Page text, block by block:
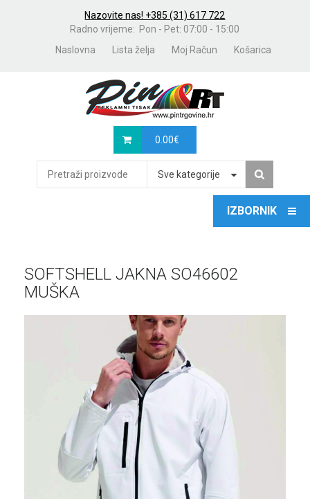
Nazovite nas! +385 (31) 617 722
Radno vrijeme: Pon - Pet: 07:00 - 15:00
Naslovna
Lista želja Moj Račun Košarica
0.00€
Sve kategorije
SOFTSHELL JAKNA SO46602
MUŠKA